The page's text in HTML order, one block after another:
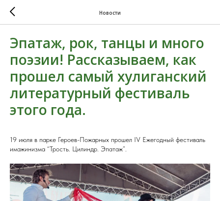
Новости
Эпатаж, рок, танцы и много
поэзии! Рассказываем, как
прошел самый хулиганский
литературный фестиваль
этого года.
19 июля в парке Героев-Пожарных прошел IV Ежегодный фестиваль
имажинизма “Трость. Цилиндр. Эпатаж”.